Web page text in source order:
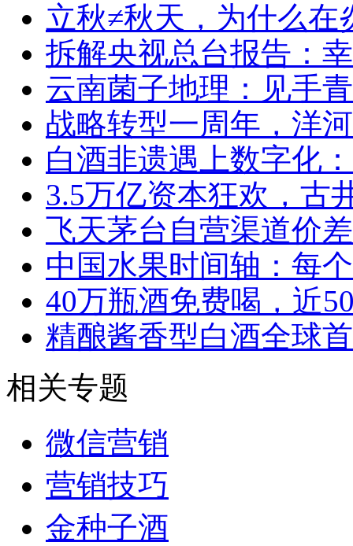
立秋≠秋天，为什么在
拆解央视总台报告：
云南菌子地理：见手
战略转型一周年，洋
白酒非遗遇上数字化
3.5万亿资本狂欢，古
飞天茅台自营渠道价
中国水果时间轴：每
40万瓶酒免费喝，近
精酿酱香型白酒全球
相关专题
微信营销
营销技巧
金种子酒